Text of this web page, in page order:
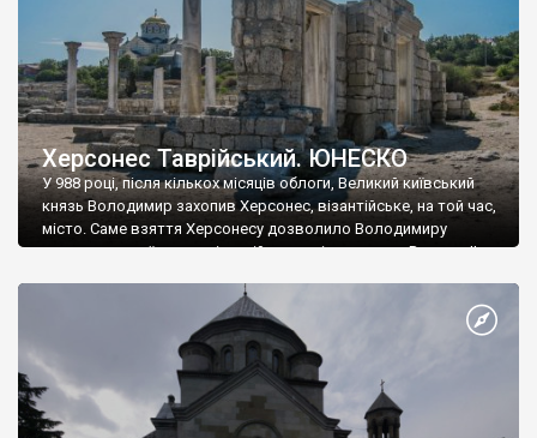
Херсонес Таврійський. ЮНЕСКО
У 988 році, після кількох місяців облоги, Великий київський
князь Володимир захопив Херсонес, візантійське, на той час,
місто. Саме взяття Херсонесу дозволило Володимиру
диктувати свої умови візантійському імператору Василю ІІ, та
Херсонесі Володимир-язичник, став Василем-християнином.
А потім було Хрещення Русі. На честь Херсонесу Таврійського